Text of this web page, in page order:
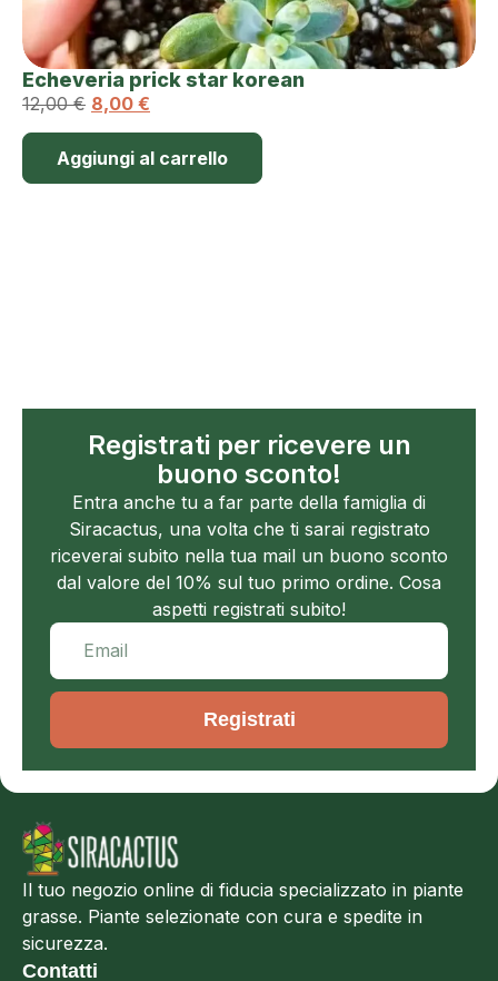
Echeveria prick star korean
12,00€ 8,00 €
Aggiungi al carrello
Registrati per ricevere un
buono sconto!
Entra anche tu a far parte della famiglia di
Siracactus, una volta che ti sarai registrato
riceverai subito nella tua mail un buono sconto
dal valore del 10% sul tuo primo ordine. Cosa
aspetti registrati subito!
Registrati
Il tuo negozio online di fiducia specializzato in piante
grasse. Piante selezionate con cura e spedite in
sicurezza.
Contatti